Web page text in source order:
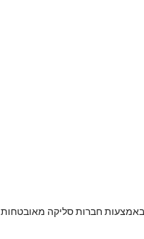
חברות סליקה מאובטחות